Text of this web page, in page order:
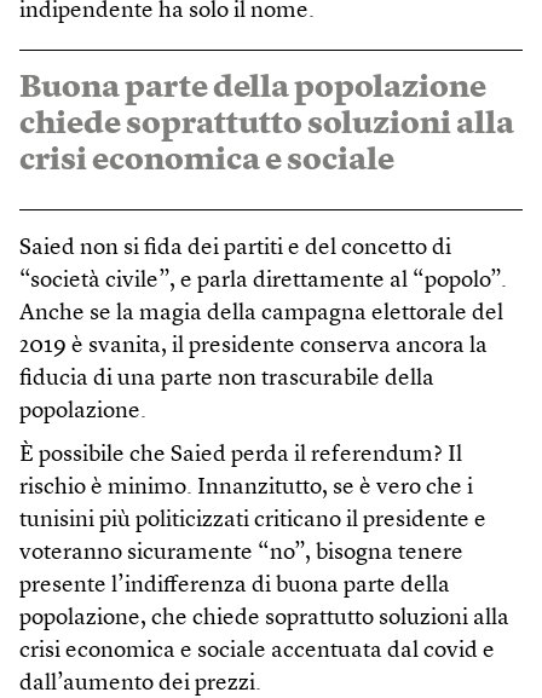
indipendente ha solo il nome.
Buona parte della popolazione
chiede soprattutto soluzioni alla
crisi economica e sociale
Saied non si fida dei partiti e del concetto di
“società civile”, e parla direttamente al “popolo”.
Anche se la magia della campagna elettorale del
2019 è svanita, il presidente conserva ancora la
fiducia di una parte non trascurabile della
popolazione.
È possibile che Saied perda il referendum? Il
rischio è minimo. Innanzitutto, se è vero che i
tunisini più politicizzati criticano il presidente e
voteranno sicuramente “no”, bisogna tenere
presente l’indifferenza di buona parte della
popolazione, che chiede soprattutto soluzioni alla
crisi economica e sociale accentuata dal covid e
dall’aumento dei prezzi.